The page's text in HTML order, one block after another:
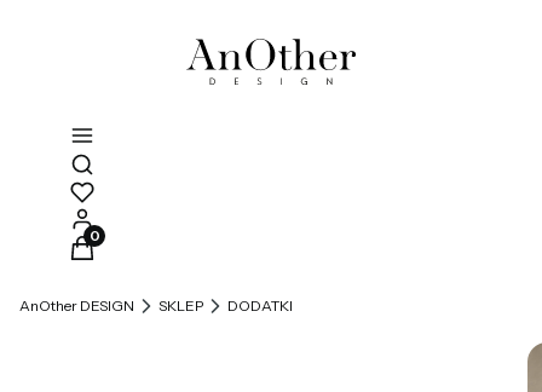
Otwórz wyszukiwarkę
Produkty w koszyku: 0. Zobacz szczegóły
AnOther DESIGN SKLEP DODATKI